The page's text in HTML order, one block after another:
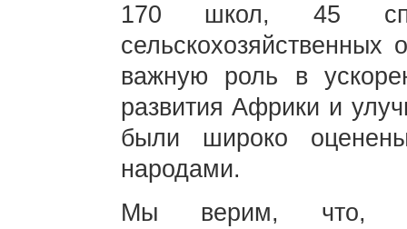
170 школ, 45
сельскохозяйственных
важную роль в
развития Африки и
были широко
народами.
Мы верим, что,